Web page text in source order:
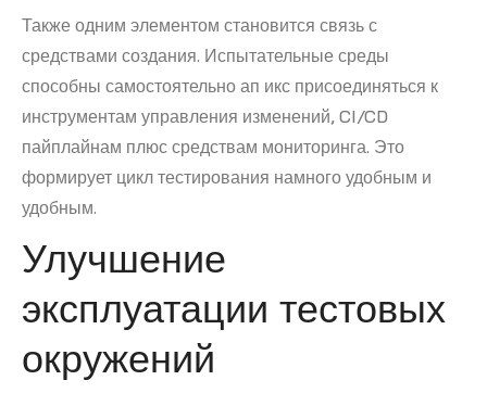
Также одним элементом становится связь с
средствами создания. Испытательные среды
способны самостоятельно ап икс присоединяться к
инструментам управления изменений, CI/CD
пайплайнам плюс средствам мониторинга. Это
формирует цикл тестирования намного удобным и
удобным.
Улучшение
эксплуатации тестовых
окружений